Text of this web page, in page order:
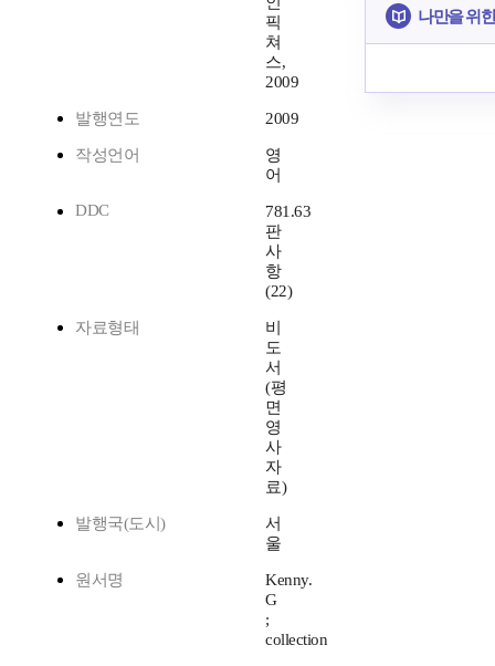
픽
쳐
스,
2009
발행연도 2009
작성언어
영
어
DDC
781.63
판
사
항
(22)
자료형태
비
도
서
(평
면
영
사
자
료)
발행국(도시)
서
울
원서명
Kenny.
G
;
collection
나만을 위